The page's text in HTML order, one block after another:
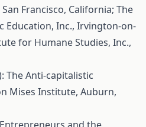
Francisco, California; The
Education, Inc., Irvington-on-
for Humane Studies, Inc.,
The Anti-capitalistic
Mises Institute, Auburn,